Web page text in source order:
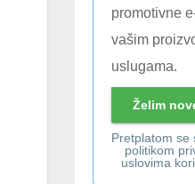
promotivne
vašim
uslugama.
Pretplatom se
politikom
uslovima